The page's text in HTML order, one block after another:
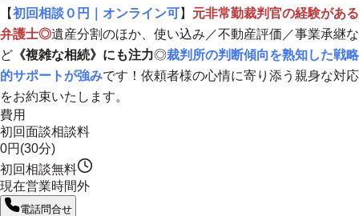
【初回相談０円｜オンライン可】 元非常勤裁判官の経験がある
弁護士◎遺産分割のほか、使い込み／不動産評価／事業承継な
ど 《複雑な相続》にも注力◎裁判所の判断傾向を熟知した戦略
的サポートが強みです！ 依頼者様の心情に寄り添う親身な対応
をお約束いたします。
費用
初回面談相談料
0円(30分)
初回相談無料
現在営業時間外
電話問合せ